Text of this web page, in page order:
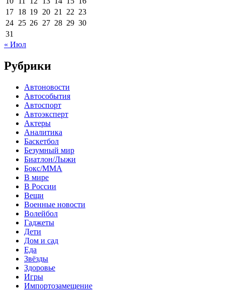
17 18 19 20 21 22 23
24 25 26 27 28 29 30
31
« Июл
Рубрики
Автоновости
Автособытия
Автоспорт
Автоэксперт
Актеры
Аналитика
Баскетбол
Безумный мир
Биатлон/Лыжи
Бокс/MMA
В мире
В России
Вещи
Военные новости
Волейбол
Гаджеты
Дети
Дом и сад
Еда
Звёзды
Здоровье
Игры
Импортозамещение